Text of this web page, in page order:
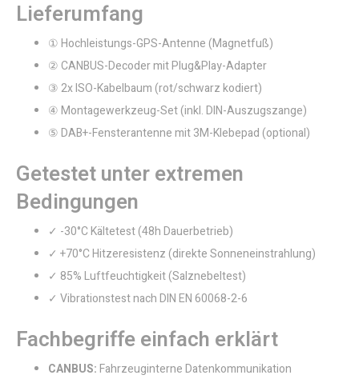
Lieferumfang
① Hochleistungs-GPS-Antenne (Magnetfuß)
② CANBUS-Decoder mit Plug&Play-Adapter
③ 2x ISO-Kabelbaum (rot/schwarz kodiert)
④ Montagewerkzeug-Set (inkl. DIN-Auszugszange)
⑤ DAB+-Fensterantenne mit 3M-Klebepad (optional)
Getestet unter extremen
Bedingungen
✓ -30°C Kältetest (48h Dauerbetrieb)
✓ +70°C Hitzeresistenz (direkte Sonneneinstrahlung)
✓ 85% Luftfeuchtigkeit (Salznebeltest)
✓ Vibrationstest nach DIN EN 60068-2-6
Fachbegriffe einfach erklärt
CANBUS:Fahrzeuginterne Datenkommunikation